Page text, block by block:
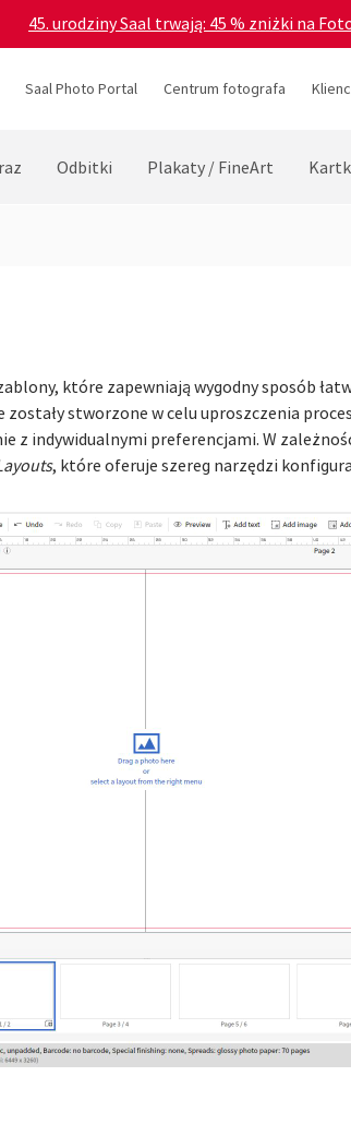
45. urodziny Saal trwają: 45 % zniżki na
Saal Photo Portal Centrum fotografa
Odbitki Plakaty / FineArt
które zapewniają wygodny sposób
stworzone w celu uproszczenia
z indywidualnymi preferencjami. W
, które oferuje szereg narzędzi